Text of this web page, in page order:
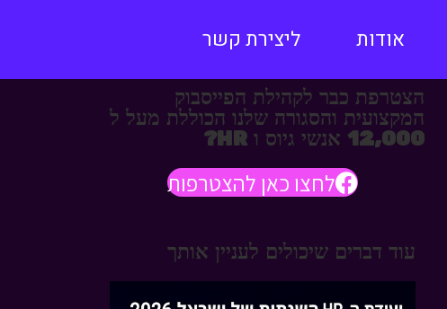
אודות ליצירת קשר
הצטרפת כבר לקהילת הפייסבוק
המקצועית והסגורה שלנו הכוללת מעל ל
12,000 אנשי גיוס ו HR?
לחצו כאן להצטרפות
עוד דברים שיכולים לעניין אותך